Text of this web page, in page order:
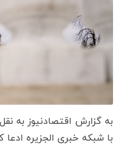
به گزارش اقتصادنیوز به
با شبکه خبری الجزیره ادعا